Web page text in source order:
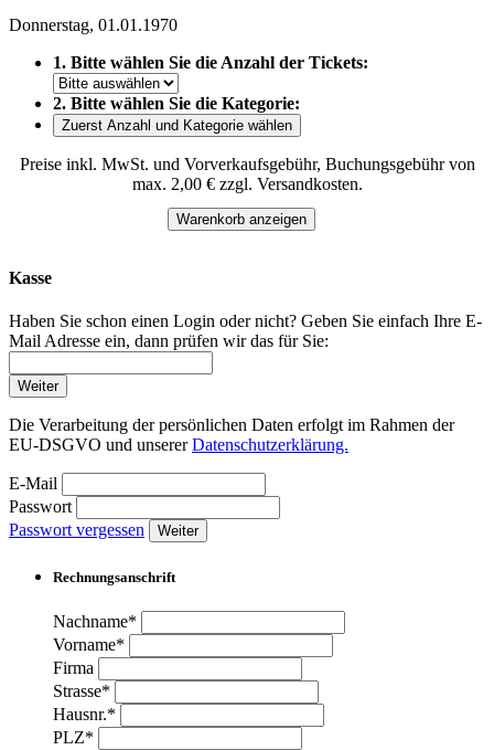
Donnerstag, 01.01.1970
1. Bitte wählen Sie die Anzahl der Tickets:
2. Bitte wählen Sie die Kategorie:
Zuerst Anzahl und Kategorie wählen
Preise inkl. MwSt. und Vorverkaufsgebühr, Buchungsgebühr von
max. 2,00 € zzgl. Versandkosten.
Warenkorb anzeigen
Kasse
Haben Sie schon einen Login oder nicht? Geben Sie einfach Ihre E-
Mail Adresse ein, dann prüfen wir das für Sie:
Weiter
Die Verarbeitung der persönlichen Daten erfolgt im Rahmen der
EU-DSGVO und unsererDatenschutzerklärung.
E-Mail
Passwort
Passwort vergessen
Weiter
Rechnungsanschrift
Nachname*
Vorname*
Firma
Strasse*
Hausnr.*
PLZ*